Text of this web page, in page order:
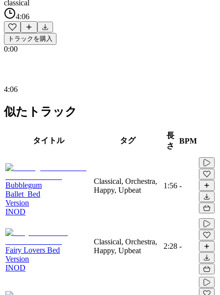
classical
4:06
トラックを購入
0:00
4:06
似たトラック
タイトル タグ
長
さ
BPM
Bubblegum
Ballet_Bed
Version
INOD
Classical, Orchestra,
Happy, Upbeat
1:56 -
Fairy Lovers Bed
Version
INOD
Classical, Orchestra,
Happy, Upbeat
2:28 -